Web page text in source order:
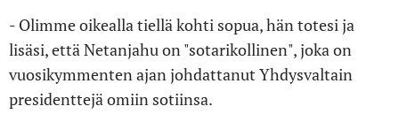
- Olimme oikealla tiellä kohti sopua, hän totesi ja
lisäsi, että Netanjahu on "sotarikollinen", joka on
vuosikymmenten ajan johdattanut Yhdysvaltain
presidenttejä omiin sotiinsa.